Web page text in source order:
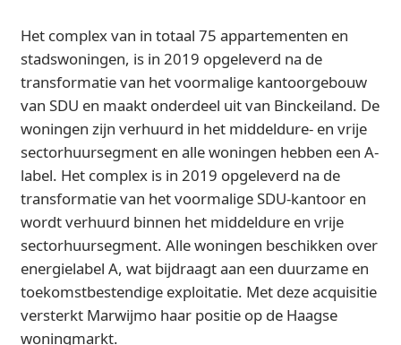
Het complex van in totaal 75 appartementen en
stadswoningen, is in 2019 opgeleverd na de
transformatie van het voormalige kantoorgebouw
van SDU en maakt onderdeel uit van Binckeiland. De
woningen zijn verhuurd in het middeldure- en vrije
sectorhuursegment en alle woningen hebben een A-
label. Het complex is in 2019 opgeleverd na de
transformatie van het voormalige SDU‑kantoor en
wordt verhuurd binnen het middeldure en vrije
sectorhuursegment. Alle woningen beschikken over
energielabel A, wat bijdraagt aan een duurzame en
toekomstbestendige exploitatie. Met deze acquisitie
versterkt Marwijmo haar positie op de Haagse
woningmarkt.